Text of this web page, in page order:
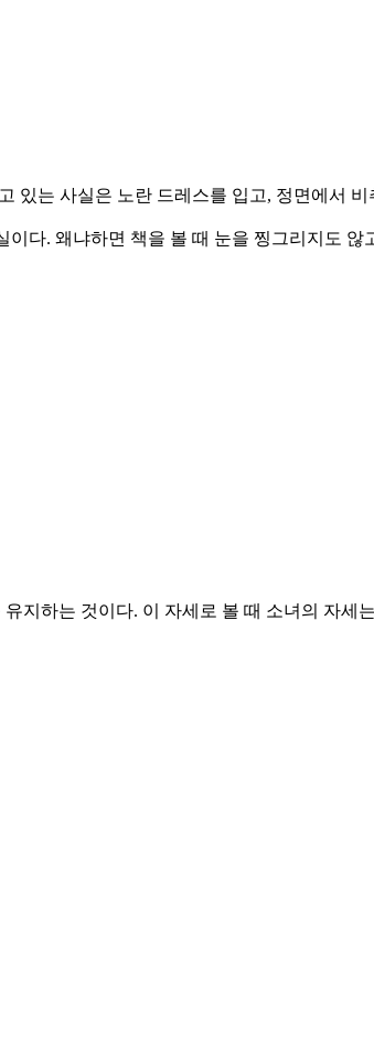
있는 사실은 노란 드레스를 입고, 정면에서
다. 왜냐하면 책을 볼 때 눈을 찡그리지도
지하는 것이다. 이 자세로 볼 때 소녀의 자